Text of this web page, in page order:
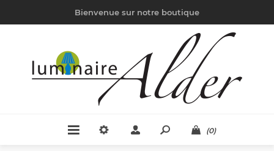
Bienvenue sur notre boutique
(0)